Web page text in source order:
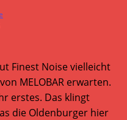
Finest Noise vielleicht
MELOBAR erwarten.
erstes. Das klingt
die Oldenburger hier